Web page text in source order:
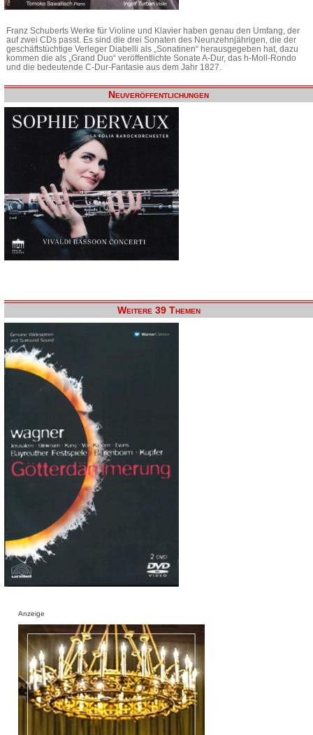
Franz Schuberts Werke für Violine und Klavier haben genau den Umfang, der
auf zwei CDs passt. Es sind die drei Sonaten des Neunzehnjährigen, die der
geschäftstüchtige Verleger Diabelli als „Sonatinen“ herausgegeben hat, dazu
kommen die als „Grand Duo“ veröffentlichte Sonate A-Dur, das h-Moll-Rondo
und die bedeutende C-Dur-Fantasie aus dem Jahr 1827.
Neuveröffentlichungen
Weitere 39 Themen
Anzeige